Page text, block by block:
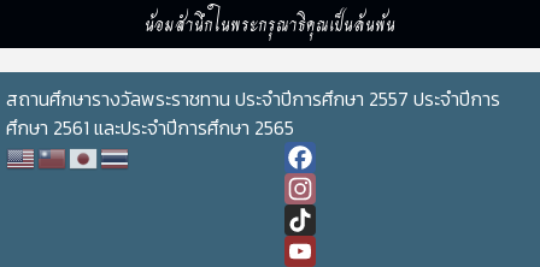
น้อมสำนึกในพระกรุณาธิคุณเป็นล้นพ้น
สถานศึกษารางวัลพระราชทาน ประจำปีการศึกษา 2557 ประจำปีการ
ศึกษา 2561 และประจำปีการศึกษา 2565
Facebook
Instagram
TikTok